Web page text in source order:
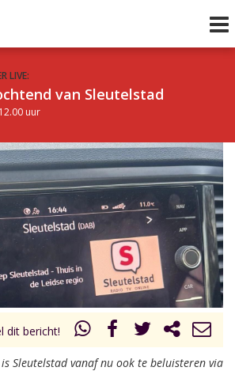
LIVE:
van Sleutelstad
uur
uur 1 van 0 Volgend uur
dit bericht!
Sleutelstad vanaf nu ook te beluisteren via